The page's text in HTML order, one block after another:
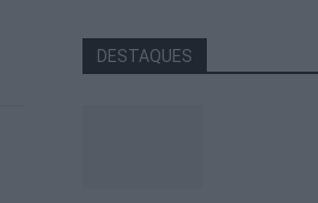
DESTAQUES